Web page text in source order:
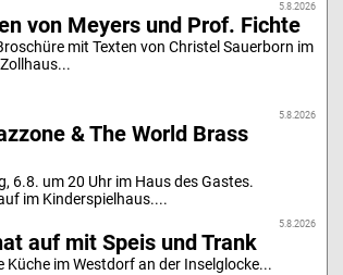
5.8.2026
von Meyers und Prof. Fichte
mit Texten von Christel Sauerborn im
5.8.2026
& The World Brass
6.8. um 20 Uhr im Haus des Gastes.
im Kinderspielhaus....
5.8.2026
auf mit Speis und Trank
Küche im Westdorf an der Inselglocke...